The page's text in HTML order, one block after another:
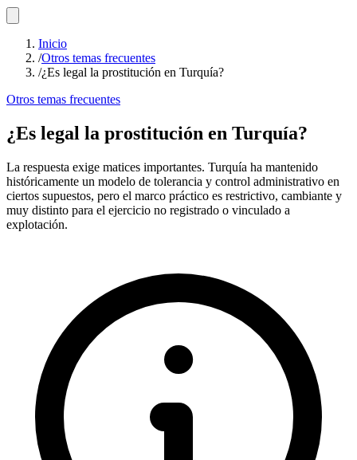
Inicio
/Otros temas frecuentes
/¿Es legal la prostitución en Turquía?
Otros temas frecuentes
¿Es legal la prostitución en Turquía?
La respuesta exige matices importantes. Turquía ha mantenido
históricamente un modelo de tolerancia y control administrativo en
ciertos supuestos, pero el marco práctico es restrictivo, cambiante y
muy distinto para el ejercicio no registrado o vinculado a
explotación.